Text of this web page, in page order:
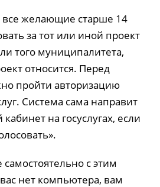
все желающие старше 14
за тот или иной проект
того муниципалитета,
относится. Перед
пройти авторизацию
Система сама направит
на госуслугах, если
с этим
нет компьютера, вам